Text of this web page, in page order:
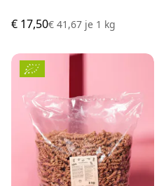
€ 17,50€ 41,67 je 1 kg